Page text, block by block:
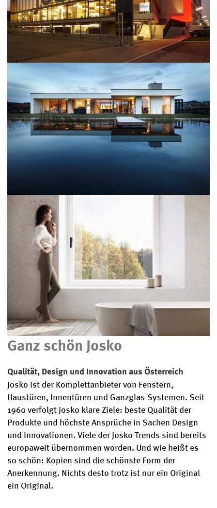
Ganz schön Josko
Qualität, Design und Innovation aus Österreich
Josko ist der Komplettanbieter von Fenstern,
Haustüren, Innentüren und Ganzglas-Systemen. Seit
1960 verfolgt Josko klare Ziele: beste Qualität der
Produkte und höchste Ansprüche in Sachen Design
und Innovationen. Viele der Josko Trends sind bereits
europaweit übernommen worden. Und wie heißt es
so schön: Kopien sind die schönste Form der
Anerkennung. Nichts desto trotz ist nur ein Original
ein Original.